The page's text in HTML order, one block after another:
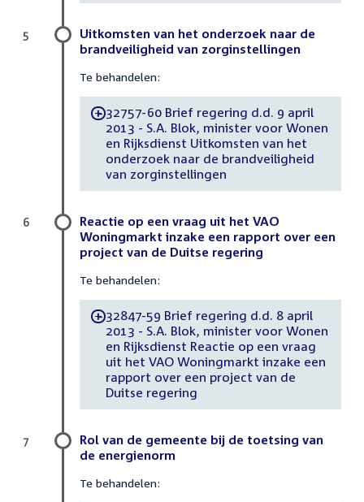
Uitkomsten van het onderzoek naar de
brandveiligheid van zorginstellingen
Te behandelen:
-32757-60 Brief regering d.d. 9 april
2013 - S.A. Blok, minister voor Wonen
en Rijksdienst Uitkomsten van het
onderzoek naar de brandveiligheid
van zorginstellingen
5
Reactie op een vraag uit het VAO
Woningmarkt inzake een rapport over een
project van de Duitse regering
Te behandelen:
-32847-59 Brief regering d.d. 8 april
2013 - S.A. Blok, minister voor Wonen
en Rijksdienst Reactie op een vraag
uit het VAO Woningmarkt inzake een
rapport over een project van de
Duitse regering
6
Rol van de gemeente bij de toetsing van
de energienorm
Te behandelen:
7